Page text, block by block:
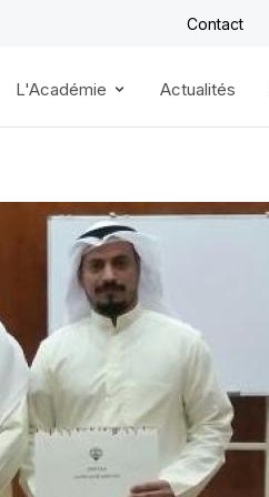
Contact
L'Académie Actualités